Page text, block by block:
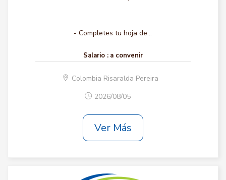
- Completes tu hoja de...
Salario : a convenir
Colombia Risaralda Pereira
2026/08/05
Ver Más